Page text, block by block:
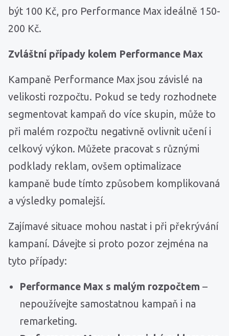
být 100 Kč, pro Performance Max ideálně 150-
200 Kč.
Zvláštní případy kolem Performance Max
Kampaně Performance Max jsou závislé na
velikosti rozpočtu. Pokud se tedy rozhodnete
segmentovat kampaň do více skupin, může to
při malém rozpočtu negativně ovlivnit učení i
celkový výkon. Můžete pracovat s různými
podklady reklam, ovšem optimalizace
kampaně bude tímto způsobem komplikovaná
a výsledky pomalejší.
Zajímavé situace mohou nastat i při překrývání
kampaní. Dávejte si proto pozor zejména na
tyto případy:
Performance Max s malým rozpočtem –
nepoužívejte samostatnou kampaň i na
remarketing.